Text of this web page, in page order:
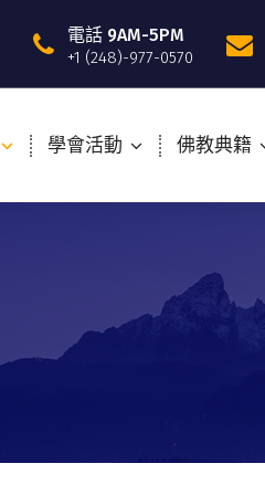
電話 9AM-5PM
+1 (248)-977-0570
學會活動 佛教典籍